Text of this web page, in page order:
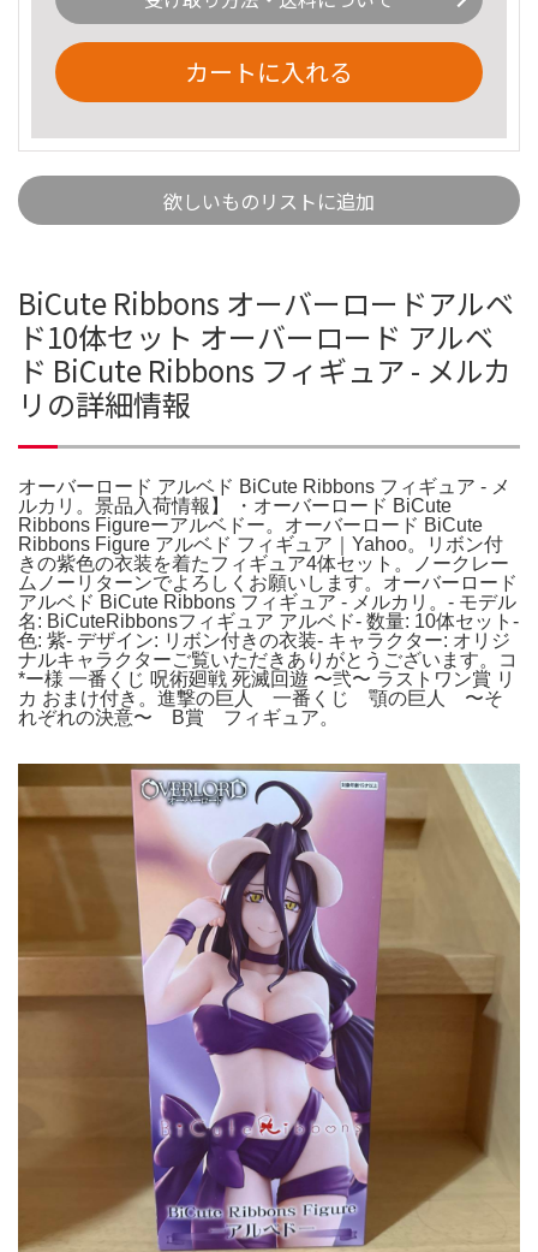
カートに入れる
欲しいものリストに追加
BiCute Ribbons オーバーロードアルベ
ド10体セット オーバーロード アルベ
ド BiCute Ribbons フィギュア - メルカ
リの詳細情報
オーバーロード アルベド BiCute Ribbons フィギュア - メ
ルカリ。景品入荷情報】 ・オーバーロード BiCute
Ribbons Figureーアルベドー。オーバーロード BiCute
Ribbons Figure アルベド フィギュア｜Yahoo。リボン付
きの紫色の衣装を着たフィギュア4体セット。ノークレー
ムノーリターンでよろしくお願いします。オーバーロード
アルベド BiCute Ribbons フィギュア - メルカリ。- モデル
名: BiCuteRibbonsフィギュア アルベド- 数量: 10体セット-
色: 紫- デザイン: リボン付きの衣装- キャラクター: オリジ
ナルキャラクターご覧いただきありがとうございます。コ
*ー様 一番くじ 呪術廻戦 死滅回遊 〜弐〜 ラストワン賞 リ
カ おまけ付き。進撃の巨人 一番くじ 顎の巨人 〜そ
れぞれの決意〜 B賞 フィギュア。